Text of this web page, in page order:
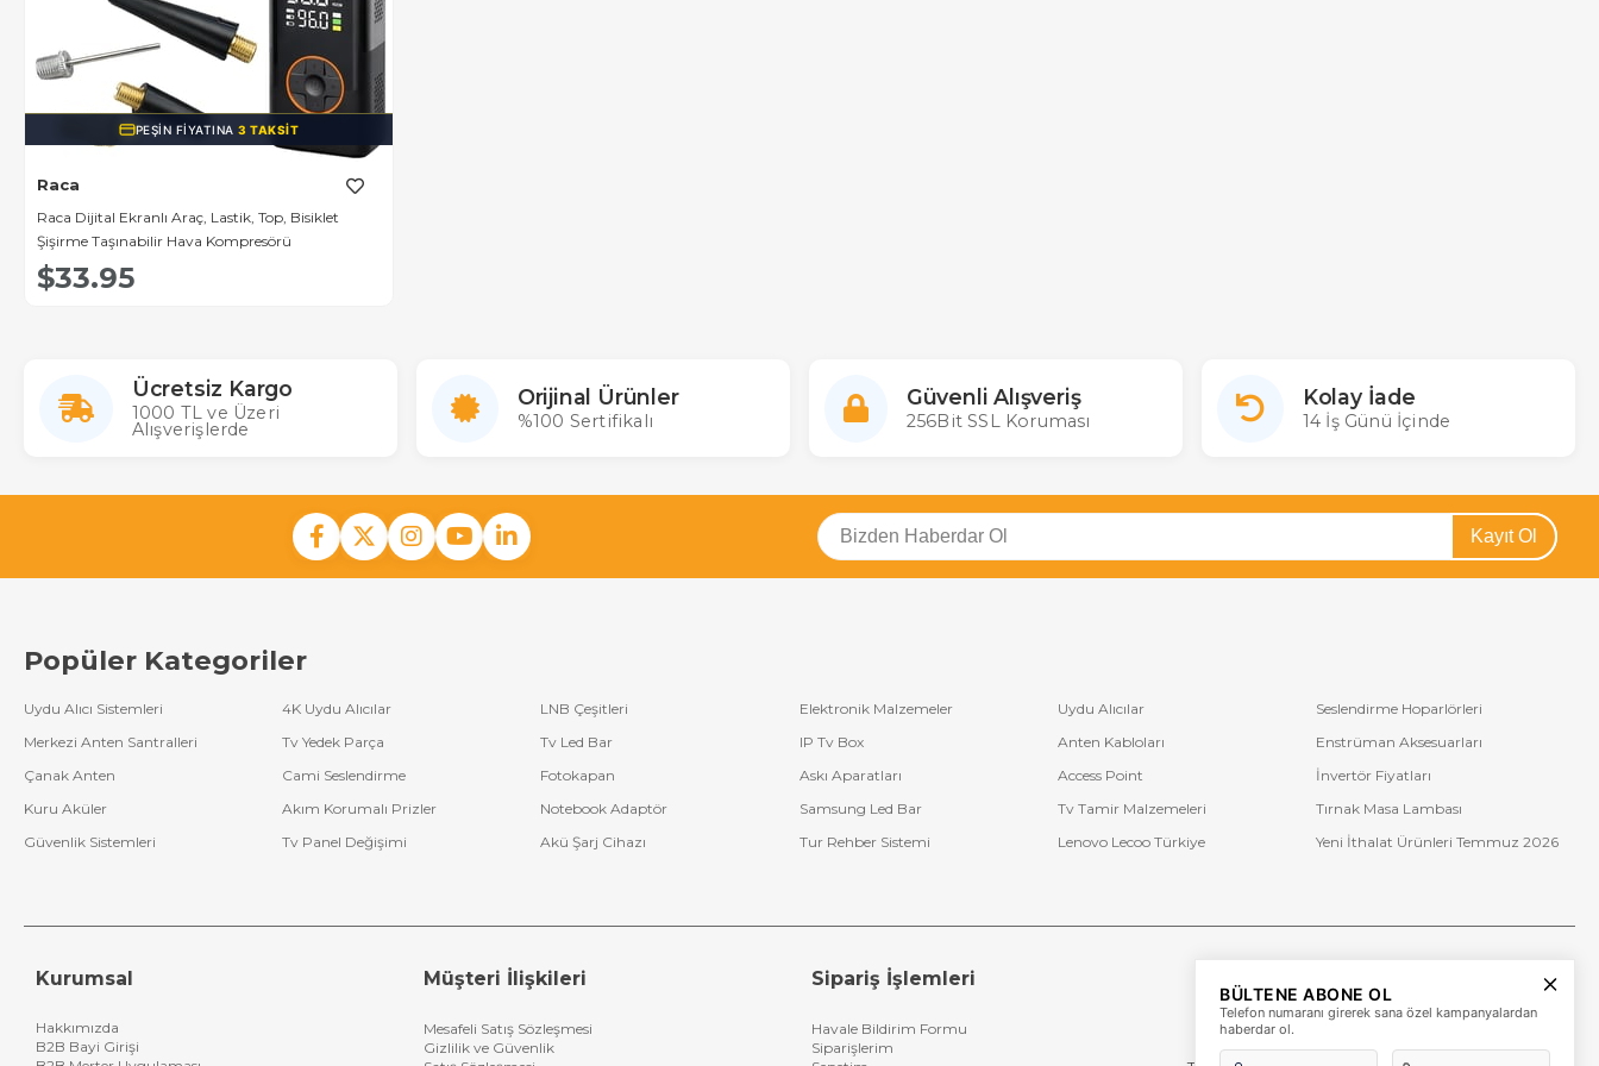
PEŞIN FIYATINA3 TAKSIT
Raca
Raca Dijital Ekranlı Araç, Lastik, Top, Bisiklet
Şişirme Taşınabilir Hava Kompresörü
$33.95
Ücretsiz Kargo
1000 TL ve Üzeri
Alışverişlerde
Orijinal Ürünler
%100 Sertifikalı
Güvenli Alışveriş
256Bit SSL Koruması
Kolay İade
14 İş Günü İçinde
Kayıt Ol
Popüler Kategoriler
Uydu Alıcı Sistemleri 4K Uydu Alıcılar LNB Çeşitleri Elektronik Malzemeler Uydu Alıcılar
Seslendirme Hoparlörleri
Merkezi Anten Santralleri
Tv Yedek Parça Tv Led Bar IP Tv Box Anten Kabloları
Enstrüman Aksesuarları
Çanak Anten
Cami Seslendirme Fotokapan Askı Aparatları Access Point
İnvertör Fiyatları
Kuru Aküler
Akım Korumalı Prizler Notebook Adaptör Samsung Led Bar Tv Tamir Malzemeleri
Tırnak Masa Lambası
Güvenlik Sistemleri
Tv Panel Değişimi Akü Şarj Cihazı Tur Rehber Sistemi Lenovo Lecoo Türkiye Yeni İthalat Ürünleri Temmuz 2026
Kurumsal
Hakkımızda
B2B Bayi Girişi
Müşteri İlişkileri
Mesafeli Satış Sözleşmesi
Gizlilik ve Güvenlik
Sipariş İşlemleri
Havale Bildirim Formu
Siparişlerim
+90 (850) 473 08 08
BÜLTENE ABONE OL
Telefon numaranı girerek sana özel kampanyalardan
haberdar ol.